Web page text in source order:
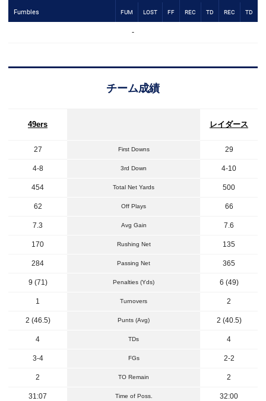
Fumbles FUM LOST FF REC TD REC TD
-
チーム成績
49ers レイダース
27 First Downs 29
4-8 3rd Down 4-10
454 Total Net Yards 500
62 Off Plays 66
7.3 Avg Gain 7.6
170 Rushing Net 135
284 Passing Net 365
9 (71) Penalties (Yds) 6 (49)
1 Turnovers 2
2 (46.5) Punts (Avg) 2 (40.5)
4 TDs 4
3-4 FGs 2-2
2 TO Remain 2
31:07 Time of Poss. 32:00